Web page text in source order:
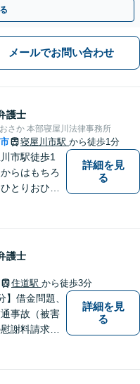
メールでお問い合わせ
護士
さか 本部寝屋川法律事務所
寝屋川市駅 から徒歩1分
市駅徒歩1
らはもちろ
とりおひと
たします。
詳細を見
る
護士
住道駅 から徒歩3分
】借金問題、
事故（被害
謝料請求は
詳細を見
る